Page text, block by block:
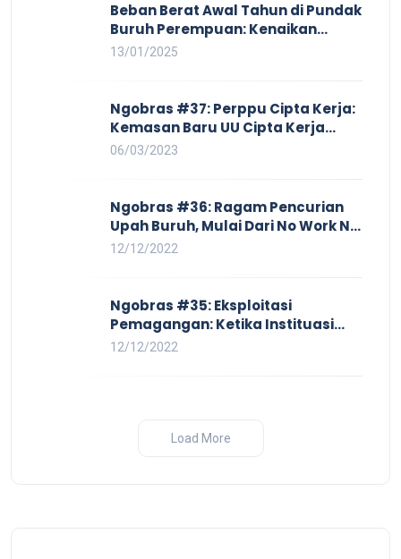
Beban Berat Awal Tahun di Pundak
Buruh Perempuan: Kenaikan
Harga yang Mencekik, Ancaman
13/01/2025
Ngobras #37: Perppu Cipta Kerja:
Kemasan Baru UU Cipta Kerja
yang Semakin Merugikan Buruh
06/03/2023
Ngobras #36: Ragam Pencurian
Upah Buruh, Mulai Dari No Work No
Pay Hingga Skorsing
12/12/2022
Ngobras #35: Eksploitasi
Pemagangan: Ketika Instituasi
Pendidikan Tunduk pada Hilir
12/12/2022
Load More